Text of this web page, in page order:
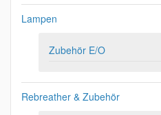
Lampen
Zubehör E/O
Rebreather & Zubehör